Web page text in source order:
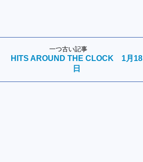
一つ古い記事
HITS AROUND THE CLOCK 1月18
日